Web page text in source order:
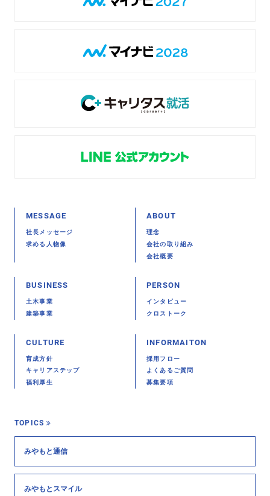
MESSAGE
社長メッセージ
求める人物像
ABOUT
理念
会社の取り組み
会社概要
BUSINESS
土木事業
建築事業
PERSON
インタビュー
クロストーク
CULTURE
育成方針
キャリアステップ
福利厚生
INFORMAITON
採用フロー
よくあるご質問
募集要項
TOPICS
みやもと通信
みやもとスマイル